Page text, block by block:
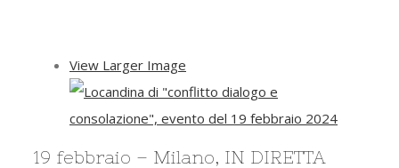
View Larger Image
19 febbraio – Milano, IN DIRETTA